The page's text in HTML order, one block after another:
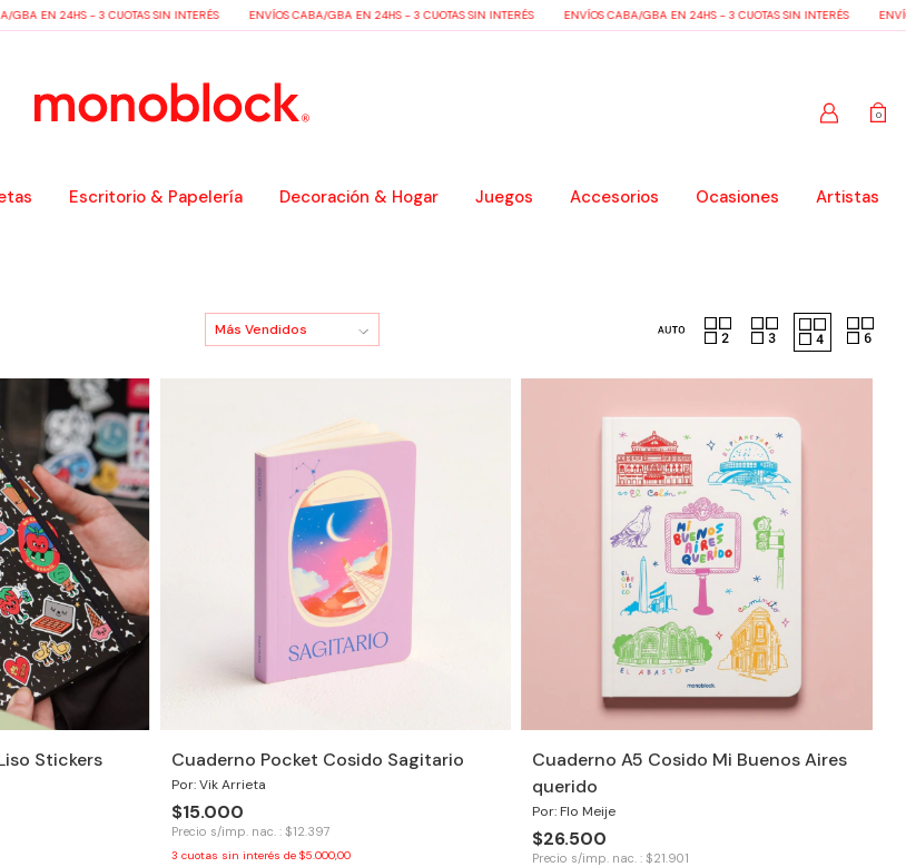
24HS - 3 CUOTAS SIN INTERÉS ENVÍOS CABA/GBA EN 24HS - 3 CUOTAS SIN INTERÉS ENVÍOS CABA/GBA EN 24HS - 3 CUOTAS SIN INTERÉS ENVÍOS
0
Escritorio & Papelería Decoración & Hogar Juegos Accesorios Ocasiones Artistas
Stickers Cuaderno Pocket Cosido Sagitario
Por: Vik Arrieta
$15.000
Precio s/imp. nac. : $12.397
3 cuotas sin interés de $5.000,00
Cuaderno A5 Cosido Mi Buenos Aires
querido
Por: Flo Meije
$26.500
Precio s/imp. nac. : $21.901